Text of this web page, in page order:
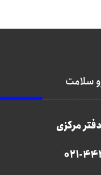
سلامت
مرکزی
021-